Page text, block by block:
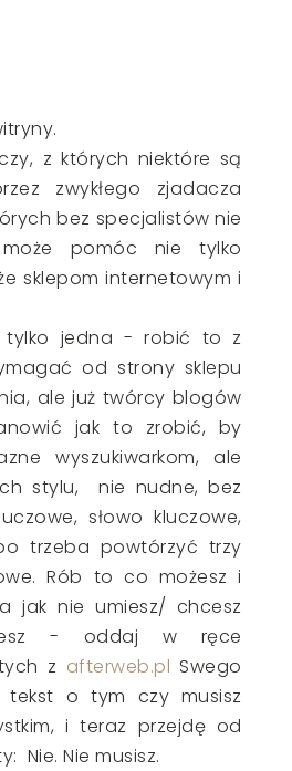
z których niektóre są
zwykłego zjadacza
bez specjalistów nie
może pomóc nie tylko
sklepom internetowym i
tylko jedna - robić to z
od strony sklepu
ale już twórcy blogów
jak to zrobić, by
wyszukiwarkom, ale
stylu, nie nudne, bez
słowo kluczowe,
trzeba powtórzyć trzy
Rób to co możesz i
jak nie umiesz/ chcesz
- oddaj w ręce
z afterweb.pl Swego
tekst o tym czy musisz
i teraz przejdę od
Nie. Nie musisz.